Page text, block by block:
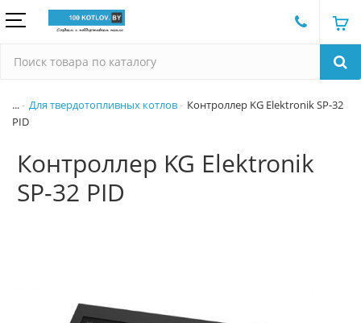
... Для твердотопливных котлов
Контроллер KG Elektronik SP-32
PID
Контроллер KG Elektronik
SP-32 PID